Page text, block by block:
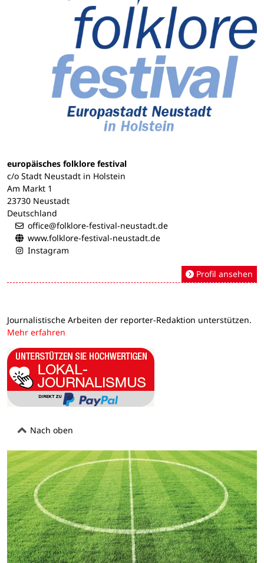
europäisches folklore festival
c/o Stadt Neustadt in Holstein
Am Markt 1
23730 Neustadt
Deutschland
office@folklore-festival-neustadt.de
www.folklore-festival-neustadt.de
Instagram
Profil ansehen
Journalistische Arbeiten der reporter-Redaktion unterstützen.
Mehr erfahren
Nach oben